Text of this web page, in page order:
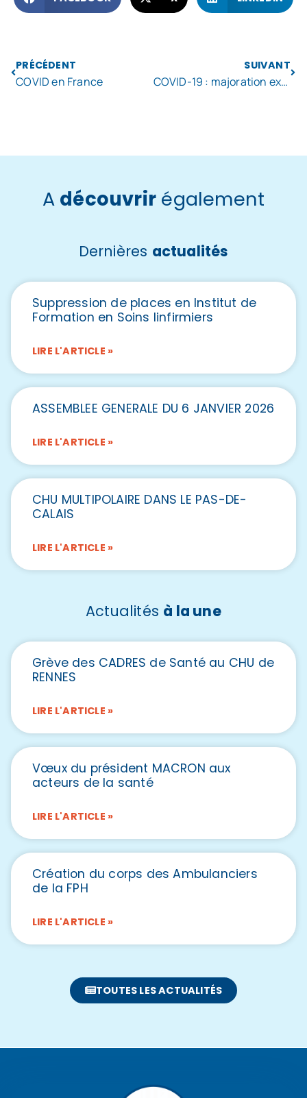
PRÉCÉDENT
COVID en France
SUIVANT
COVID-19 : majoration exceptionnelle des heures supplémentaires.
A découvrir également
Dernières actualités
Suppression de places en Institut de
Formation en Soins Iinfirmiers
LIRE L'ARTICLE »
ASSEMBLEE GENERALE DU 6 JANVIER 2026
LIRE L'ARTICLE »
CHU MULTIPOLAIRE DANS LE PAS-DE-
CALAIS
LIRE L'ARTICLE »
Actualités à la une
Grève des CADRES de Santé au CHU de
RENNES
LIRE L'ARTICLE »
Vœux du président MACRON aux
acteurs de la santé
LIRE L'ARTICLE »
Création du corps des Ambulanciers
de la FPH
LIRE L'ARTICLE »
TOUTES LES ACTUALITÉS